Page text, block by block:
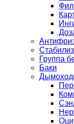
Группа
Баки